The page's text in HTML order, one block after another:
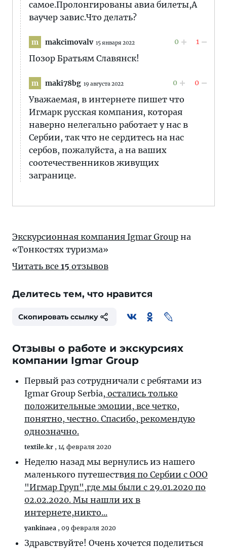
самое.Пролонгированы авиа билеты,А
ваучер завис.Что делать?
m makcimovalv 15 января 2022 0 1
Позор Братьям Славянск!
m maki78bg 19 августа 2022 0 0
Уважаемая, в интернете пишет что
Игмарк русская компания, которая
наверно нелегально работает у нас в
Сербии, так что не сердитесь на нас
сербов, пожалуйста, а на ваших
соотечественников живущих
загранице.
Экскурсионная компания Igmar Group на
«Тонкостях туризма»
Читать все 15 отзывов
Делитесь тем, что нравится
Скопировать ссылку
Отзывы о работе и экскурсиях
компании Igmar Group
Первый раз сотрудничали с ребятами из
Igmar Group Serbia, остались только
положительные эмоции, все четко,
понятно, честно. Спасибо, рекомендую
однозначно.
textile.kr , 14 февраля 2020
Неделю назад мы вернулись из нашего
маленького путешествия по Сербии с ООО
"Игмар Груп",где мы были с 29.01.2020 по
02.02.2020. Мы нашли их в
интернете,никто...
yankinaea , 09 февраля 2020
Здравствуйте! Очень хочется поделиться